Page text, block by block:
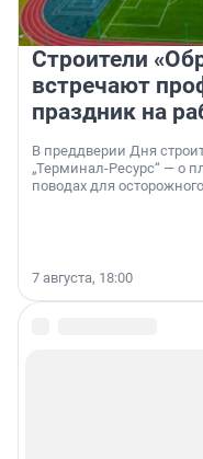
Строители
встречают
праздник на
В преддверии Дня
„Терминал-Ресурс“ — о
поводах для
7 августа, 18:00